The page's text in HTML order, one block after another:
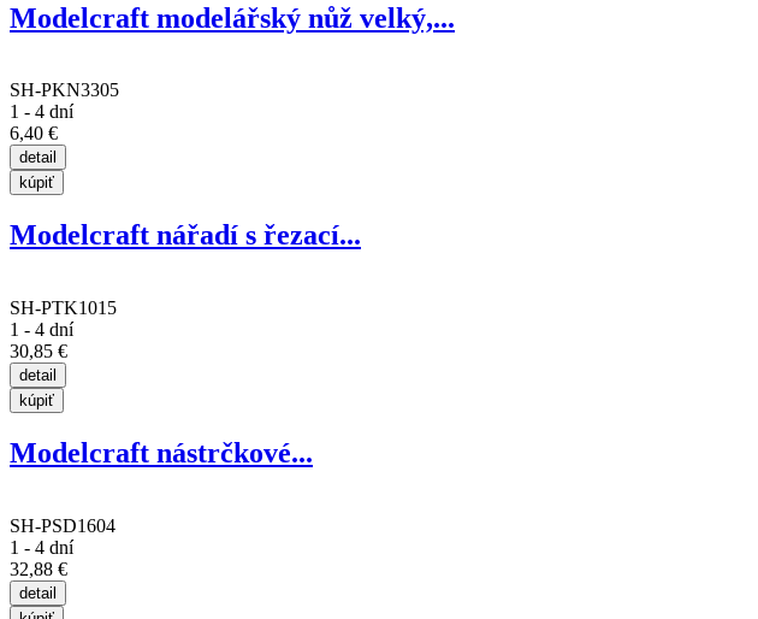
Modelcraft modelářský nůž velký,...
SH-PKN3305
1 - 4 dní
6,40 €
Modelcraft nářadí s řezací...
SH-PTK1015
1 - 4 dní
30,85 €
Modelcraft nástrčkové...
SH-PSD1604
1 - 4 dní
32,88 €